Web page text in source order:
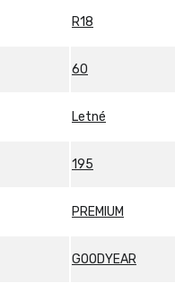
R18
60
Letné
195
PREMIUM
GOODYEAR